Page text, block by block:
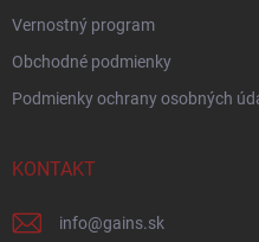
Vernostný program
Obchodné podmienky
Podmienky ochrany osobných
KONTAKT
info@gains.sk